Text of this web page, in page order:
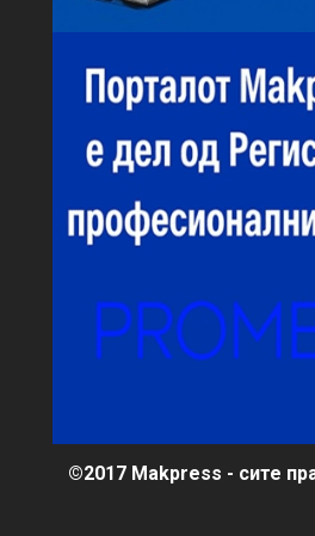
©2017 Makpress - сите